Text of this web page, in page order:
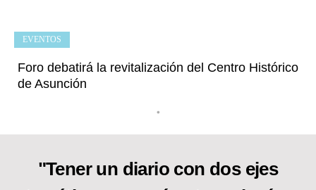
Foro debatirá la revitalización del Centro Histórico
de Asunción
•
EVENTOS
"Tener un diario con dos ejes